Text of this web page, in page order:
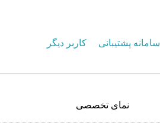
سامانه پشتیبانی کاربر دیگر
نمای تخصصی